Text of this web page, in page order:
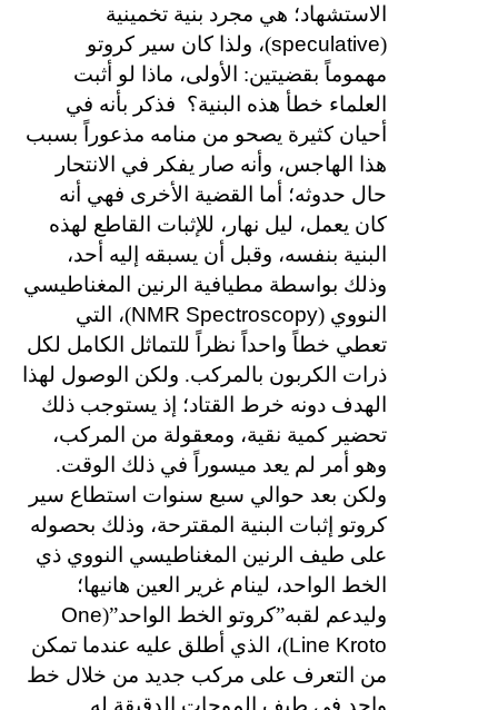
الاستشهاد؛ هي مجرد بنية تخمينية
(
speculative)، ولذا كان سير كروتو
مهموماً بقضيتين: الأولى، ماذا لو أثبت
العلماء خطأ هذه البنية؟ فذكر بأنه في
أحيان كثيرة يصحو من منامه مذعوراً بسبب
هذا الهاجس، وأنه صار يفكر في الانتحار
حال حدوثه؛ أما القضية الأخرى فهي أنه
كان يعمل، ليل نهار، للإثبات القاطع لهذه
البنية بنفسه، وقبل أن يسبقه إليه أحد،
وذلك بواسطة مطيافية الرنين المغناطيسي
النووي (NMR Spectroscopy)، التي
تعطي خطاً واحداً نظراً للتماثل الكامل لكل
ذرات الكربون بالمركب. ولكن الوصول لهذا
الهدف دونه خرط القتاد؛ إذ يستوجب ذلك
تحضير كمية نقية، ومعقولة من المركب،
وهو أمر لم يعد ميسوراً في ذلك الوقت.
ولكن بعد حوالي سبع سنوات استطاع سير
كروتو إثبات البنية المقترحة، وذلك بحصوله
على طيف الرنين المغناطيسي النووي ذي
الخط الواحد، لينام غرير العين هانيها؛
وليدعم لقبه”كروتو الخط الواحد”(One
Line Kroto)، الذي أطلق عليه عندما تمكن
من التعرف على مركب جديد من خلال خط
واحد في طيف الموجات الدقيقة له.